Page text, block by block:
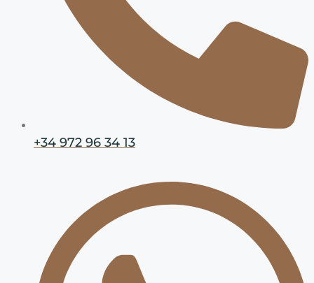
+34 972 96 34 13